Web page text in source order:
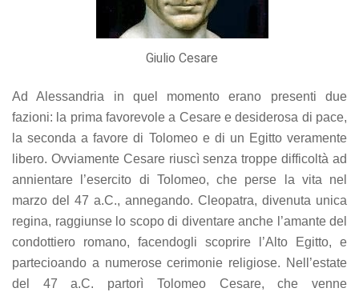
Giulio Cesare
Ad Alessandria in quel momento erano presenti due
fazioni: la prima favorevole a Cesare e desiderosa di pace,
la seconda a favore di Tolomeo e di un Egitto veramente
libero. Ovviamente Cesare riuscì senza troppe difficoltà ad
annientare l’esercito di Tolomeo, che perse la vita nel
marzo del 47 a.C., annegando. Cleopatra, divenuta unica
regina, raggiunse lo scopo di diventare anche l’amante del
condottiero romano, facendogli scoprire l’Alto Egitto, e
partecioando a numerose cerimonie religiose. Nell’estate
del 47 a.C. partorì Tolomeo Cesare, che venne